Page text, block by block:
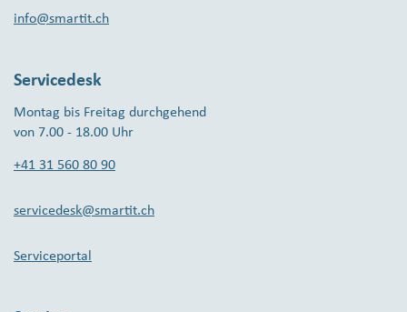
info@smartit.ch
Servicedesk
Montag bis Freitag durchgehend
von 7.00 - 18.00 Uhr
+41 31 560 80 90
servicedesk@smartit.ch
Serviceportal